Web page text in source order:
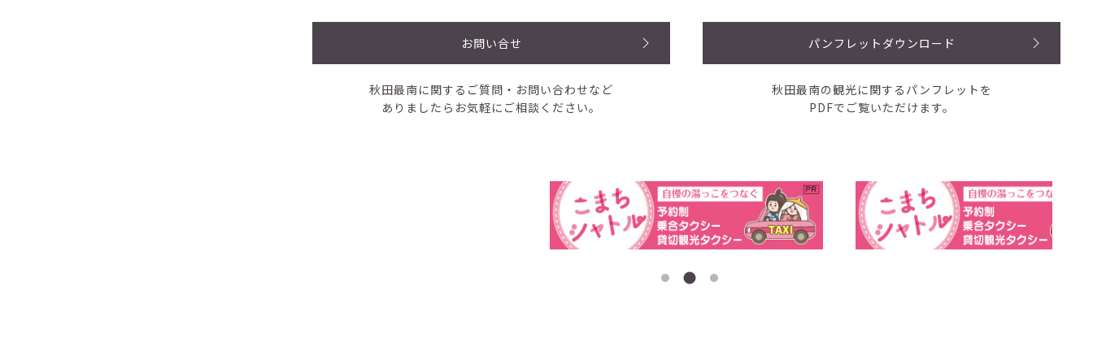
お問い合せ
秋田最南に関するご質問・お問い合わせなど
ありましたらお気軽にご相談ください。
パンフレットダウンロード
秋田最南の観光に関するパンフレットを
PDFでご覧いただけます。